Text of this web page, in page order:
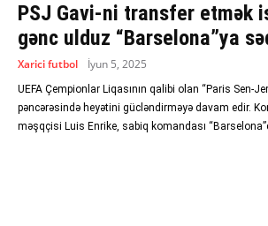
PSJ Gavi-ni transfer etmək
gənc ulduz “Barselona”ya
Xarici futbol
İyun 5, 2025
UEFA Çempionlar Liqasının qalibi olan “Paris Sen-
pəncərəsində heyətini gücləndirməyə davam edir.
məşqçisi Luis Enrike, sabiq komandası